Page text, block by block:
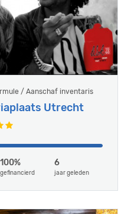
/ Aanschaf inventaris
Utrecht
100%
gefinancierd
6
jaar geleden